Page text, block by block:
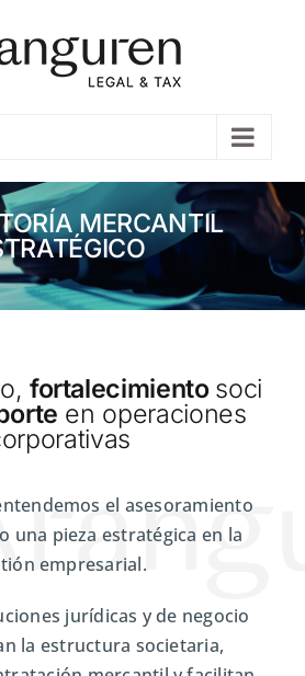
MERCANTIL
fortalecimiento soci
en operaciones
el asesoramiento
una pieza estratégica en la
empresarial.
jurídicas y de negocio
la estructura societaria,